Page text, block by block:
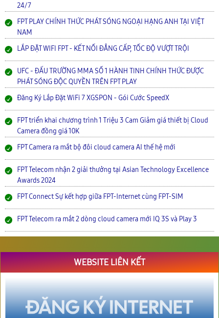
24/7
FPT PLAY CHÍNH THỨC PHÁT SÓNG NGOẠI HẠNG ANH TẠI VIỆT
NAM
LẮP ĐẶT WIFI FPT - KẾT NỐI ĐẲNG CẤP, TỐC ĐỘ VƯỢT TRỘI
UFC - ĐẤU TRƯỜNG MMA SỐ 1 HÀNH TINH CHÍNH THỨC ĐƯỢC
PHÁT SÓNG ĐỘC QUYỀN TRÊN FPT PLAY
Đăng Ký Lắp Đặt WiFi 7 XGSPON - Gói Cước SpeedX
FPT triển khai chương trình 1 Triệu 3 Cam Giảm giá thiết bị Cloud
Camera đồng giá 10K
FPT Camera ra mắt bộ đôi cloud camera AI thế hệ mới
FPT Telecom nhận 2 giải thưởng tại Asian Technology Excellence
Awards 2024
FPT Connect Sự kết hợp giữa FPT-Internet cùng FPT-SIM
FPT Telecom ra mắt 2 dòng cloud camera mới IQ 3S và Play 3
WEBSITE LIÊN KẾT